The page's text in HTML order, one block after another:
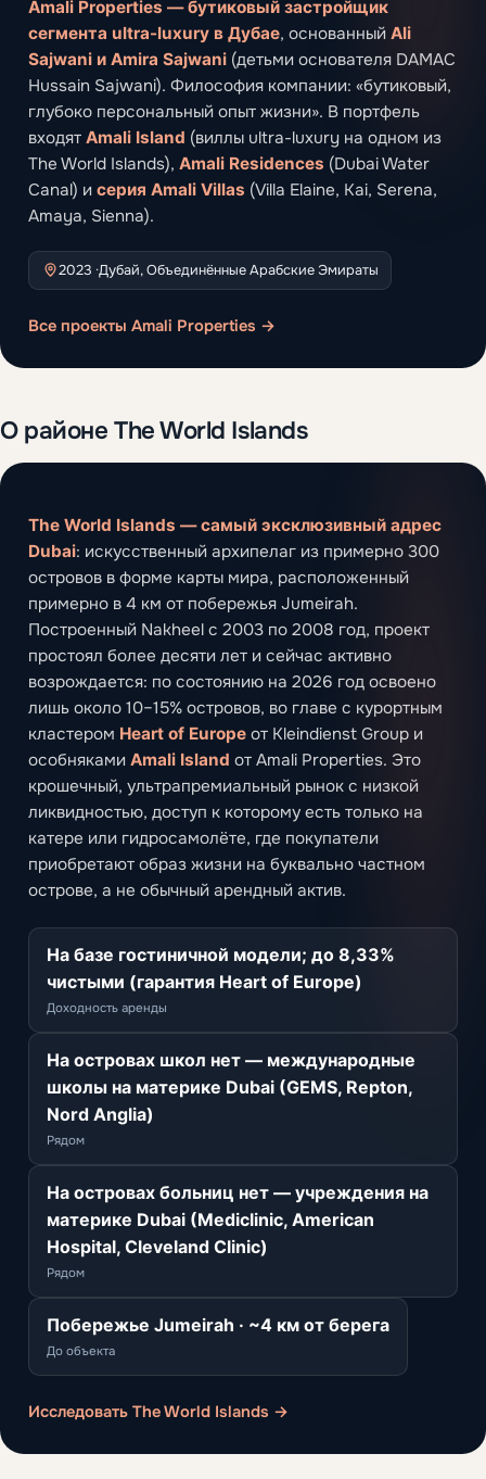
Amali Properties — бутиковый застройщик
сегмента ultra-luxury в Дубае, основанный Ali
Sajwani и Amira Sajwani (детьми основателя DAMAC
Hussain Sajwani). Философия компании: «бутиковый,
глубоко персональный опыт жизни». В портфель
входят Amali Island (виллы ultra-luxury на одном из
The World Islands), Amali Residences (Dubai Water
Canal) и серия Amali Villas (Villa Elaine, Kai, Serena,
Amaya, Sienna).
2023 ·Дубай, Объединённые Арабские Эмираты
Все проекты Amali Properties →
О районе The World Islands
The World Islands — самый эксклюзивный адрес
Dubai: искусственный архипелаг из примерно 300
островов в форме карты мира, расположенный
примерно в 4 км от побережья Jumeirah.
Построенный Nakheel с 2003 по 2008 год, проект
простоял более десяти лет и сейчас активно
возрождается: по состоянию на 2026 год освоено
лишь около 10–15% островов, во главе с курортным
кластером Heart of Europe от Kleindienst Group и
особняками Amali Island от Amali Properties. Это
крошечный, ультрапремиальный рынок с низкой
ликвидностью, доступ к которому есть только на
катере или гидросамолёте, где покупатели
приобретают образ жизни на буквально частном
острове, а не обычный арендный актив.
На базе гостиничной модели; до 8,33%
чистыми (гарантия Heart of Europe)
Доходность аренды
На островах школ нет — международные
школы на материке Dubai (GEMS, Repton,
Nord Anglia)
Рядом
На островах больниц нет — учреждения на
материке Dubai (Mediclinic, American
Hospital, Cleveland Clinic)
Рядом
Побережье Jumeirah · ~4 км от берега
До объекта
Исследовать The World Islands →